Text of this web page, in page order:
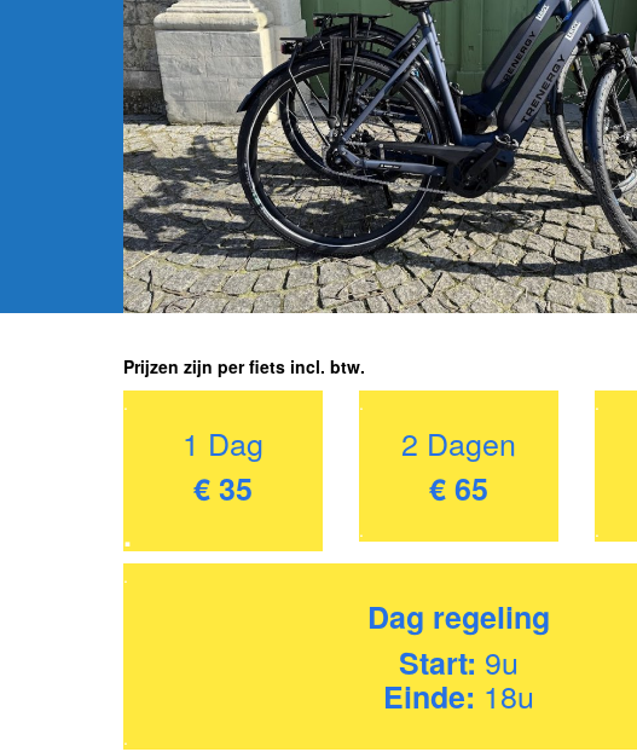
Prijzen zijn per fiets incl. btw.
.
1 Dag
€ 35
.
.
2 Dagen
€ 65
.
.
.
.
Dag regeling
Start: 9u
Einde: 18u
.